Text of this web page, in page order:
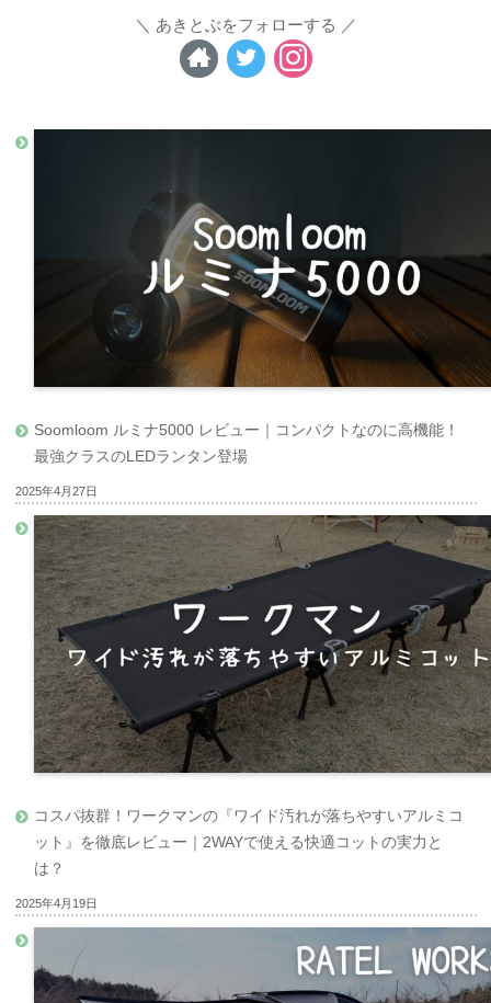
あきとぶをフォローする
Soomloom ルミナ5000 レビュー｜コンパクトなのに高機能！
最強クラスのLEDランタン登場
2025年4月27日
コスパ抜群！ワークマンの『ワイド汚れが落ちやすいアルミコ
ット』を徹底レビュー｜2WAYで使える快適コットの実力と
は？
2025年4月19日